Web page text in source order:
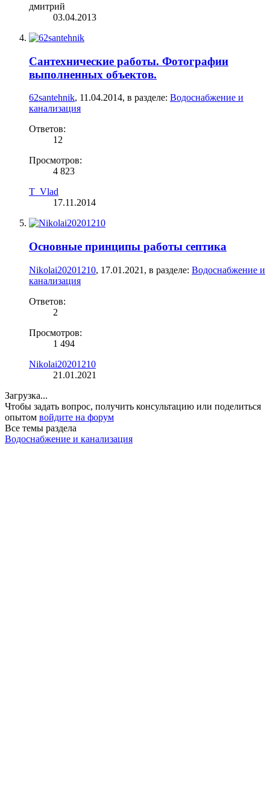
дмитрий
03.04.2013
Сантехнические работы. Фотографии
выполненных объектов.
62santehnik, 11.04.2014, в разделе: Водоснабжение и
канализация
Ответов:
12
Просмотров:
4 823
T_Vlad
17.11.2014
Основные принципы работы септика
Nikolai20201210, 17.01.2021 , в разделе: Водоснабжение и
канализация
Ответов:
2
Просмотров:
1 494
Nikolai20201210
21.01.2021
Загрузка...
Чтобы задать вопрос, получить консультацию или поделиться
опытом войдите на форум
Все темы раздела
Водоснабжение и канализация